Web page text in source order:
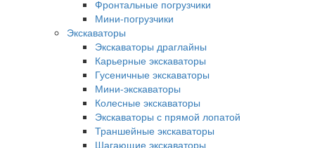
Фронтальные погрузчики
Мини-погрузчики
Экскаваторы
Экскаваторы драглайны
Карьерные экскаваторы
Гусеничные экскаваторы
Мини-экскаваторы
Колесные экскаваторы
Экскаваторы с прямой лопатой
Траншейные экскаваторы
Шагающие экскаваторы